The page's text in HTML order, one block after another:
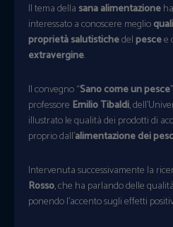
Il tema dellasana alimentazione
interessato a conoscere meglio
proprietà salutistichedelpescee
extravergine.
Il convegno “Sano come un pesce
professore Emilio Tibaldi,
illustrato le qualità dei prodotti di
proprio dall’alimentazione dei
Intervenuta successivamente la
Rosso, che ha parlando delle
ponendo l’accento sugli effetti